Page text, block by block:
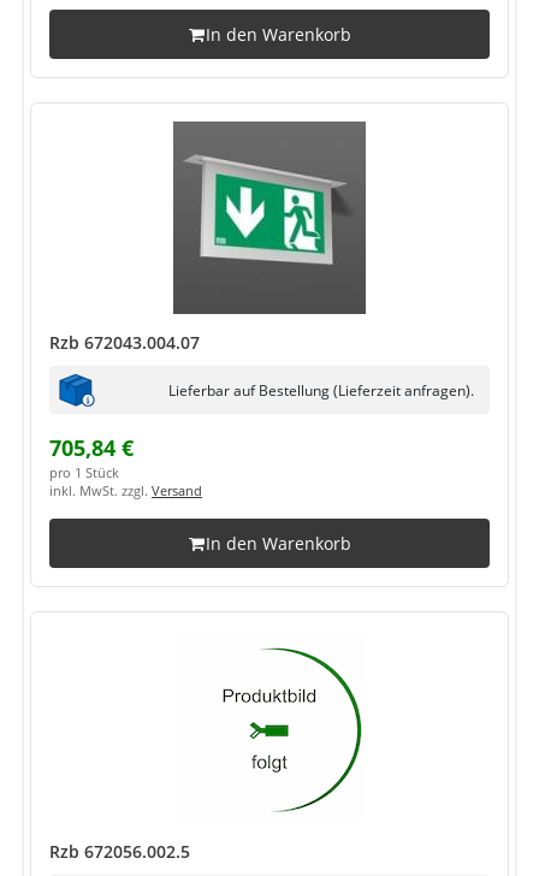
In den Warenkorb
Rzb 672043.004.07
Lieferbar auf Bestellung (Lieferzeit anfragen).
705,84 €
pro 1 Stück
inkl. MwSt. zzgl. Versand
In den Warenkorb
Rzb 672056.002.5